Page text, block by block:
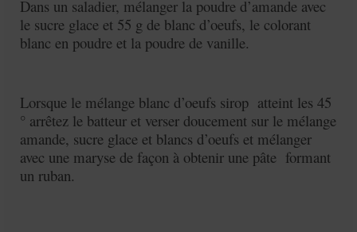
Dans un saladier, mélanger la poudre d’amande avec
le sucre glace et 55 g de blanc d’oeufs, le colorant
blanc en poudre et la poudre de vanille.
Lorsque le mélange blanc d’oeufs sirop atteint les 45
° arrêtez le batteur et verser doucement sur le mélange
amande, sucre glace et blancs d’oeufs et mélanger
avec une maryse de façon à obtenir une pâte formant
un ruban.